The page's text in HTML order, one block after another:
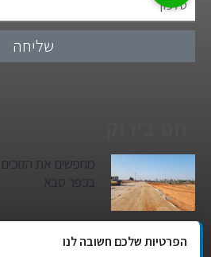
שליחה
מחפשים את
בכפר סבא
גן הילדים של
סגירת מעגל
הפרטיות שלכם חשובה לנו